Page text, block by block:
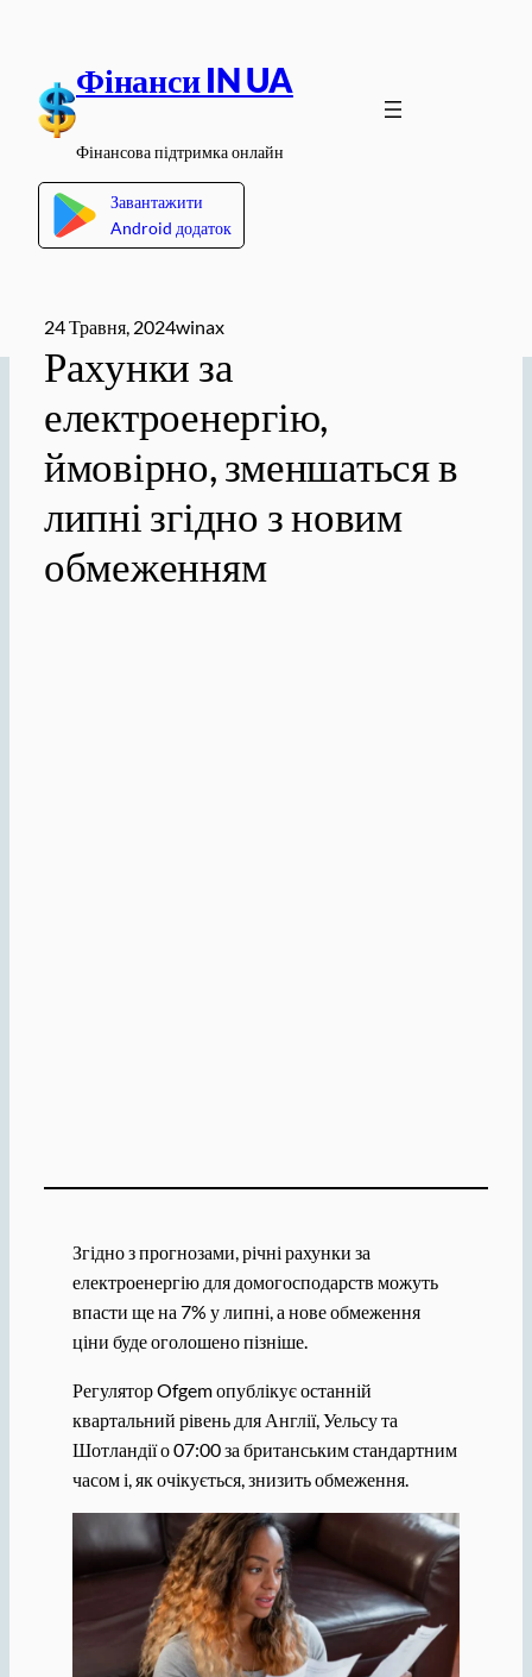
вмісту
Фінанси IN UA
Фінансова підтримка онлайн
Завантажити
Android додаток
24 Травня, 2024winax
Рахунки за
електроенергію,
ймовірно, зменшаться в
липні згідно з новим
обмеженням
Згідно з прогнозами, річні рахунки за
електроенергію для домогосподарств можуть
впасти ще на 7% у липні, а нове обмеження
ціни буде оголошено пізніше.
Регулятор Ofgem опублікує останній
квартальний рівень для Англії, Уельсу та
Шотландії о 07:00 за британським стандартним
часом і, як очікується, знизить обмеження.